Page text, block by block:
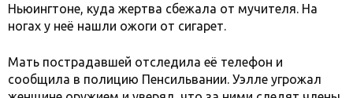
Ньюингтоне, куда жертва сбежала от мучителя. На
ногах у неё нашли ожоги от сигарет.
Мать пострадавшей отследила её телефон и
сообщила в полицию Пенсильвании. Уэлле угрожал